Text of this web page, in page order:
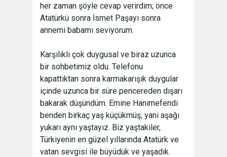
her zaman şöyle cevap verirdim; önce
Atatürkü sonra İsmet Paşayı sonra
annemi babamı seviyorum.
Karşılıklı çok duygusal ve biraz uzunca
bir sohbetimiz oldu. Telefonu
kapattıktan sonra karmakarışık duygular
içinde uzunca bir süre pencereden dışarı
bakarak düşündüm. Emine Hanımefendi
benden birkaç yaş küçükmüş, yani aşağı
yukarı aynı yaştayız. Biz yaştakiler,
Türkiyenin en güzel yıllarında Atatürk ve
vatan sevgisi ile büyüdük ve yaşadık.